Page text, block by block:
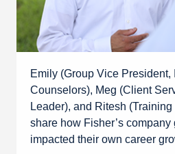
Emily (Group Vice President,
Counselors), Meg (Client
Leader), and Ritesh
share how Fisher’s
impacted their own career